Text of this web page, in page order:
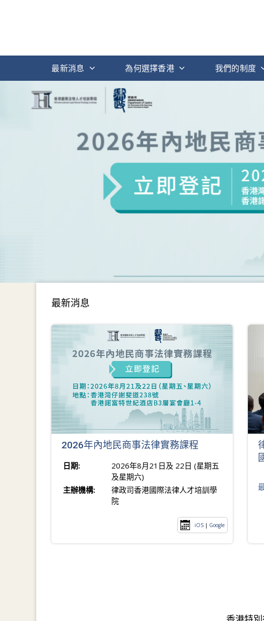
最新消息 為何選擇香港 我們的制度
最新消息
2026年內地民商事法律實務課程
日期:
2026年8月21日及 22日 (星期五
及星期六)
主辦機構:
律政司香港國際法律人才培訓學
院
iOS | Google